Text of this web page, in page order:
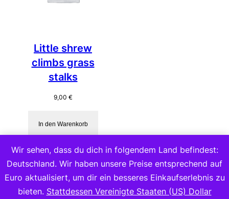
Little shrew
climbs grass
stalks
9,00 €
In den Warenkorb
Copyright 2023
Wir sehen, dass du dich in folgendem Land befindest:
Deutschland. Wir haben unsere Preise entsprechend auf
Euro aktualisiert, um dir ein besseres Einkaufserlebnis zu
bieten. Stattdessen Vereinigte Staaten (US) Dollar